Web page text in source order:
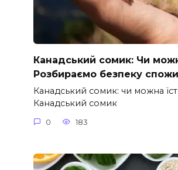
Канадський сомик: Чи
Розбираємо безпеку
Канадський сомик: чи можна
Канадський сомик
0 183